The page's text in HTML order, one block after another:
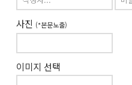
사진 (*본문노출)
이미지 선택